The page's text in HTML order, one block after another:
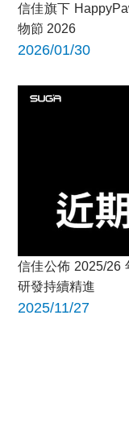
信佳旗下
物節 2026
2026/01/30
信佳公佈 2025/26
研發持續精進
2025/11/27